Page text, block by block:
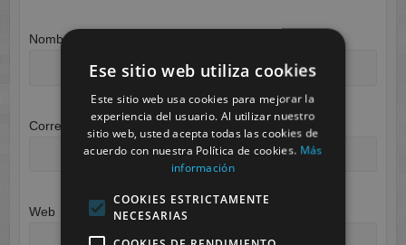
Nombre
Correo electrónico*
Web
Ese sitio web utiliza cookies
Este sitio web usa cookies para mejorar la
experiencia del usuario. Al utilizar nuestro
sitio web, usted acepta todas las cookies de
acuerdo con nuestra Política de cookies. Más
información
COOKIES ESTRICTAMENTE
NECESARIAS